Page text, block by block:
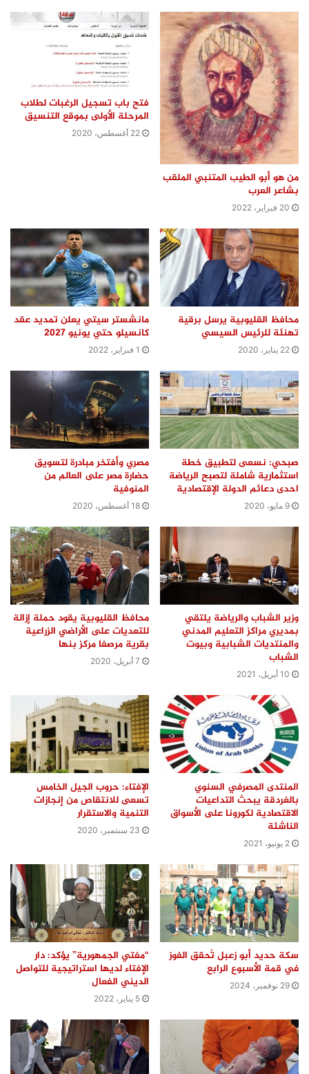
من هو أبو الطيب المتنبي الملقب
بشاعر العرب
20 فبراير، 2022
فتح باب تسجيل الرغبات لطلاب
المرحلة الأولى بموقع التنسيق
22 أغسطس، 2020
محافظ القليوبية يرسل برقية
تهنئة للرئيس السيسي
22 يناير، 2020
مانشستر سيتي يعلن تمديد عقد
كانسيلو حتي يونيو 2027
1 فبراير، 2022
صبحي: نسعى لتطبيق خطة
استثمارية شاملة لتصبح الرياضة
احدى دعائم الدولة الإقتصادية
9 مايو، 2020
مصري وأفتخر مبادرة لتسويق
حضارة مصر على العالم من
المنوفية
18 أغسطس، 2020
وزير الشباب والرياضة يلتقي
بمديري مراكز التعليم المدني
والمنتديات الشبابية وبيوت
الشباب
10 أبريل، 2021
محافظ القليوبية يقود حملة إزالة
للتعديات على الأراضي الزراعية
بقرية مرصفا مركز بنها
7 أبريل، 2020
المنتدى المصرفي السنوي
بالغردقة يبحث التداعيات
الاقتصادية لكورونا على الأسواق
الناشئة
2 يونيو، 2021
الإفتاء: حروب الجيل الخامس
تسعى للانتقاص من إنجازات
التنمية والاستقرار
23 سبتمبر، 2020
سكة حديد أبو زعبل تُحقق الفوز
في قمة الأسبوع الرابع
29 نوفمبر، 2024
“مفتي الجمهورية” يؤكد: دار
الإفتاء لديها استراتيجية للتواصل
الديني الفعال
5 يناير، 2022